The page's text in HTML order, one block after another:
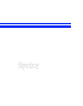
क्रिकेट